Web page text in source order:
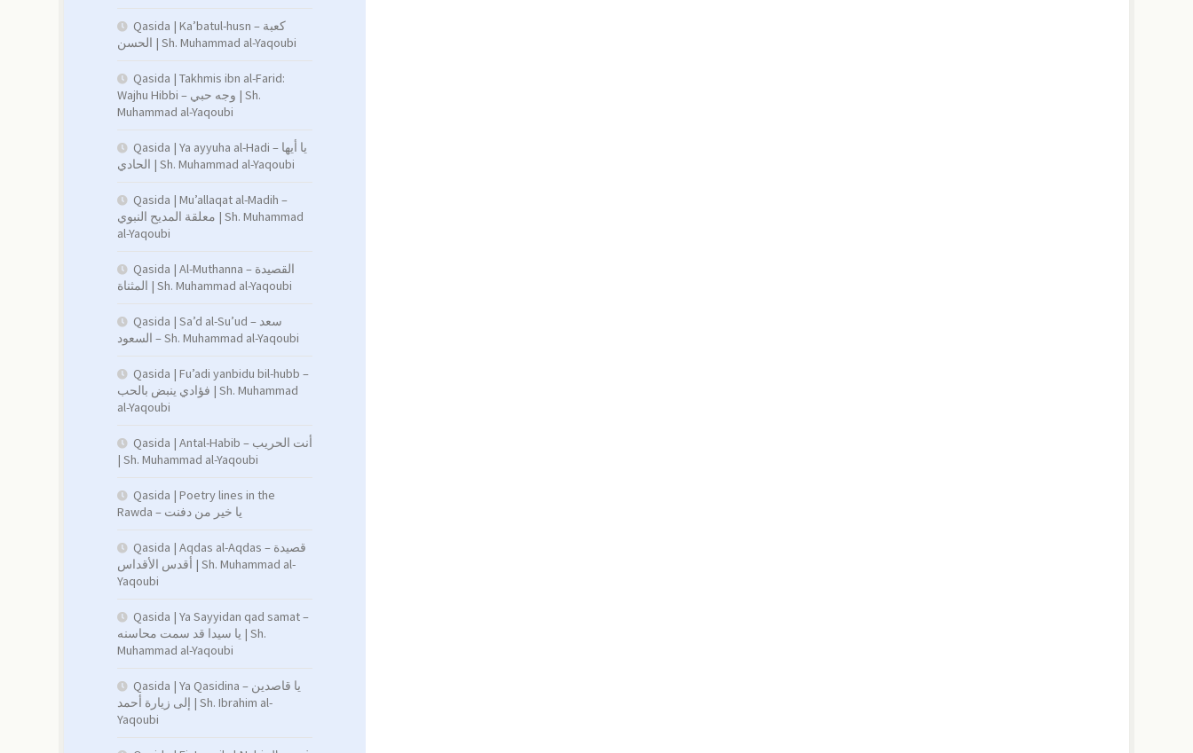
Qasida | Ka’batul-husn – كعبة
الحسن | Sh. Muhammad al-Yaqoubi
Qasida | Takhmis ibn al-Farid:
Wajhu Hibbi – وجه حبي | Sh.
Muhammad al-Yaqoubi
Qasida | Ya ayyuha al-Hadi – يا أيها
الحادي | Sh. Muhammad al-Yaqoubi
Qasida | Mu’allaqat al-Madih –
معلقة المديح النبوي | Sh. Muhammad
al-Yaqoubi
Qasida | Al-Muthanna – القصيدة
المثناة | Sh. Muhammad al-Yaqoubi
Qasida | Sa’d al-Su’ud – سعد
السعود – Sh. Muhammad al-Yaqoubi
Qasida | Fu’adi yanbidu bil-hubb –
فؤادي ينبض بالحب | Sh. Muhammad
al-Yaqoubi
Qasida | Antal-Habib – أنت الحريب
| Sh. Muhammad al-Yaqoubi
Qasida | Poetry lines in the
Rawda – يا خير من دفنت
Qasida | Aqdas al-Aqdas – قصيدة
أقدس الأقداس | Sh. Muhammad al-
Yaqoubi
Qasida | Ya Sayyidan qad samat –
يا سيدا قد سمت محاسنه | Sh.
Muhammad al-Yaqoubi
Qasida | Ya Qasidina – يا قاصدين
إلى زيارة أحمد | Sh. Ibrahim al-
Yaqoubi